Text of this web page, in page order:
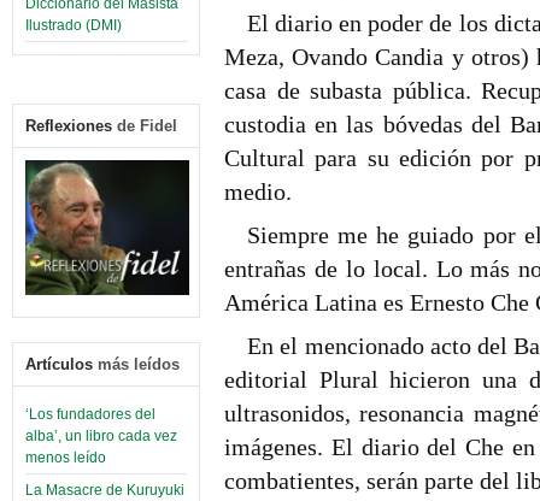
Ilustrado (DMI)
Reflexiones de Fidel
Artículos más leídos
‘Los fundadores del
alba’, un libro cada vez
menos leído
La Masacre de Kuruyuki
El diario en poder de los
Meza, Ovando Candia y otros)
casa de subasta pública.
custodia en las bóvedas del
Cultural para su edición por
medio.
Siempre me he guiado por
entrañas de lo local. Lo más
América Latina es Ernesto Che
En el mencionado acto del
editorial Plural hicieron una
ultrasonidos, resonancia
imágenes. El diario del Che
combatientes, serán parte del